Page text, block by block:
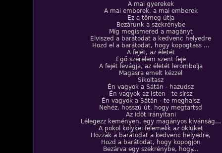
A mai gyerekek
A mai emberek, a mai emberek
Ez a tömeg útja
Bezárunk a szekrénybe
Míg megismered a magányt
Elviszed a barátodat a kedvenc helyedre
Hozd el a barátodat, hogy kopogtass ...
A fejét, az életét
Égő szerelem szent feje
A fejét levágja, az életét lerombolja
Magasra emelt kézzel
Sikoltasz
Én vagyok a Sátán - hazudsz
Én vagyok az Isten - te sírsz
Én vagyok a Sátán - te meghalsz
Nehéz, hosszú út, hogy megtartsd
Az időt irányítani
Lélegezz keményen, egy magányos kívánság...
A pokol kölykei felemelik az öklüket
Hozzák a barátodat a kedvenc helyedre,
Hozd a barátodat, hogy kopogjon
Bezárva egy szekrénybe, hogy...